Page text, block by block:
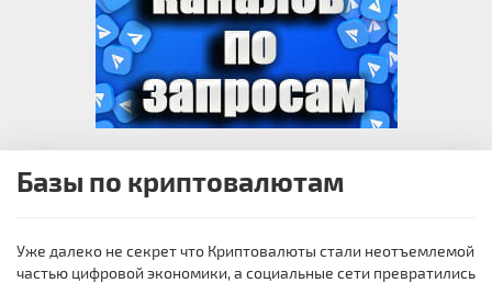
Базы по криптовалютам
Уже далеко не секрет что Криптовалюты стали неотъемлемой
частью цифровой экономики, а социальные сети превратились